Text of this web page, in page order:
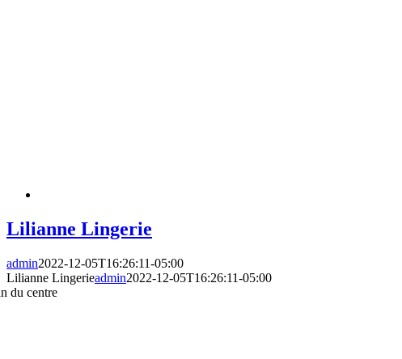
Lilianne Lingerie
admin2022-12-05T16:26:11-05:00
Lilianne Lingerieadmin2022-12-05T16:26:11-05:00
du centre